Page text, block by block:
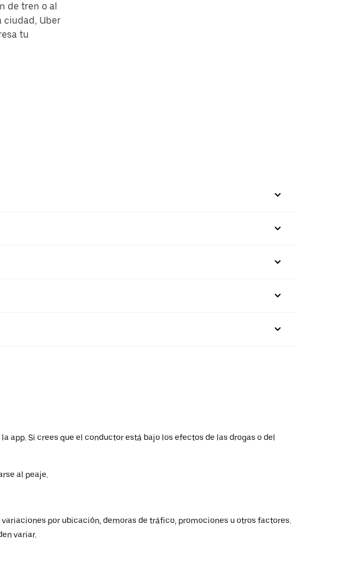
de tren o al
ciudad, Uber
tu
app. Si crees que el conductor está bajo los efectos de las drogas o del
al peaje.
por ubicación, demoras de tráfico, promociones u otros factores.
variar.